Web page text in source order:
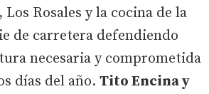
Los Rosales y la cocina de la
de carretera defendiendo
necesaria y comprometida
días del año. Tito Encina y